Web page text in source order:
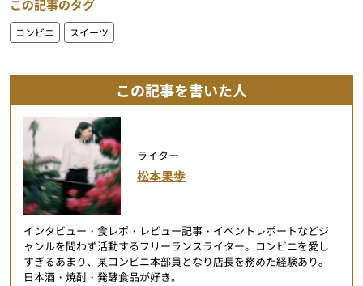
この記事のタグ
コンビニ スイーツ
この記事を書いた人
ライター
松本果歩
インタビュー・食レポ・レビュー記事・イベントレポートなどジ
ャンルを問わず活動するフリーランスライター。コンビニを愛し
すぎるあまり、某コンビニ本部員となり店長を務めた経験あり。
日本酒・焼酎・発酵食品が好き。